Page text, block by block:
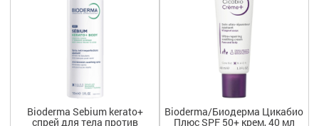
Bioderma Sebium kerato+
спрей для тела против
Bioderma/Биодерма Цикабио
Плюс SPF 50+ крем, 40 мл